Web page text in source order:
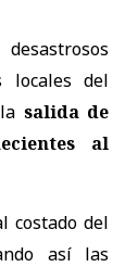
locales del
salida de
al
costado del
así las